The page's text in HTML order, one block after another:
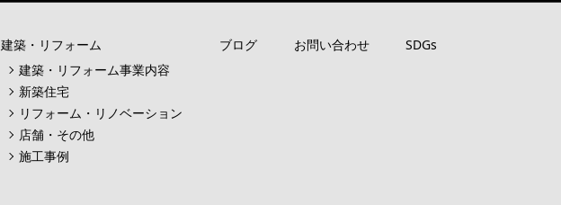
建築・リフォーム
建築・リフォーム事業内容
新築住宅
リフォーム・リノベーション
店舗・その他
施工事例
ブログ お問い合わせ SDGs